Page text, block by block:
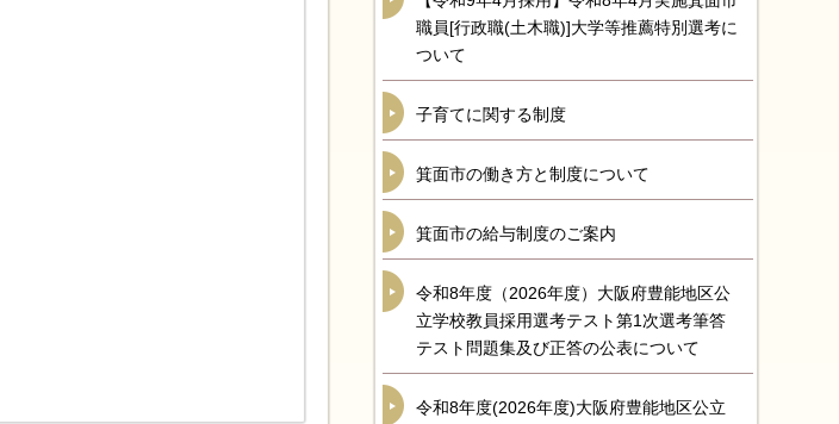
職員[行政職(土木職)]大学等推薦特別選考に
ついて
子育てに関する制度
箕面市の働き方と制度について
箕面市の給与制度のご案内
令和8年度（2026年度）大阪府豊能地区公
立学校教員採用選考テスト第1次選考筆答
テスト問題集及び正答の公表について
令和8年度(2026年度)大阪府豊能地区公立